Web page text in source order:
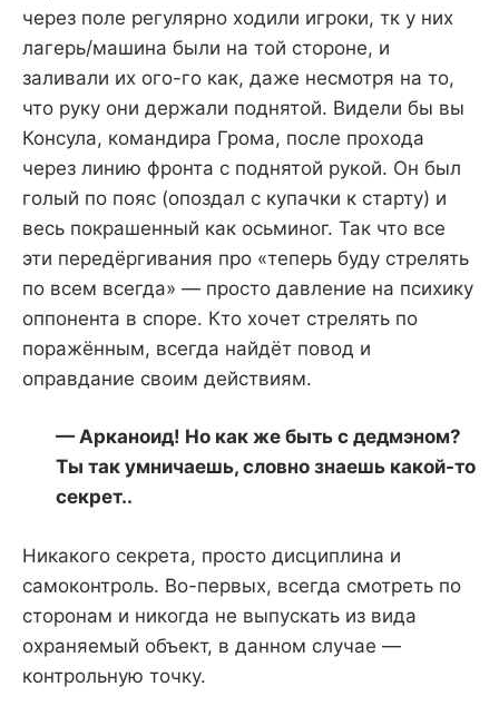
через поле регулярно ходили игроки, тк у них
лагерь/машина были на той стороне, и
заливали их ого-го как, даже несмотря на то,
что руку они держали поднятой. Видели бы вы
Консула, командира Грома, после прохода
через линию фронта с поднятой рукой. Он был
голый по пояс (опоздал с купачки к старту) и
весь покрашенный как осьминог. Так что все
эти передёргивания про «теперь буду стрелять
по всем всегда» — просто давление на психику
оппонента в споре. Кто хочет стрелять по
поражённым, всегда найдёт повод и
оправдание своим действиям.
— Арканоид! Но как же быть с дедмэном?
Ты так умничаешь, словно знаешь какой-то
секрет..
Никакого секрета, просто дисциплина и
самоконтроль. Во-первых, всегда смотреть по
сторонам и никогда не выпускать из вида
охраняемый объект, в данном случае —
контрольную точку.